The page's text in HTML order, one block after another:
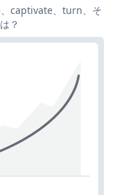
captivate、turn、そ
？